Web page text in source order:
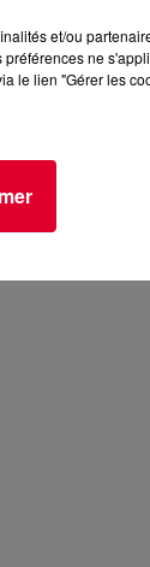
et/ou
ne
le lien "Gérer les